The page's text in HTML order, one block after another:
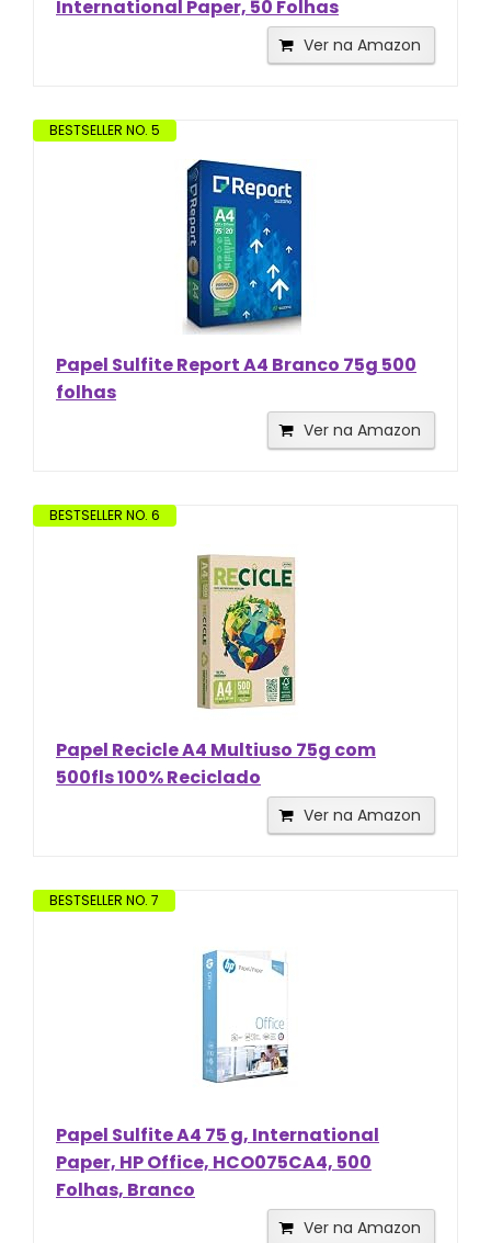
International Paper, 50 Folhas
Ver na Amazon
BESTSELLER NO. 5
Papel Sulfite Report A4 Branco 75g 500
folhas
Ver na Amazon
BESTSELLER NO. 6
Papel Recicle A4 Multiuso 75g com
500fls 100% Reciclado
Ver na Amazon
BESTSELLER NO. 7
Papel Sulfite A4 75 g, International
Paper, HP Office, HCO075CA4, 500
Folhas, Branco
Ver na Amazon